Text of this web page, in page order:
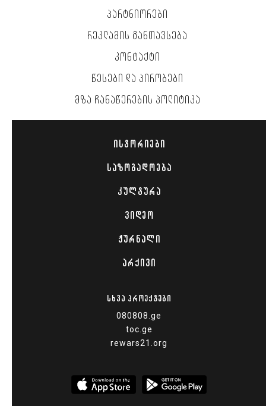
ᲞᲐᲠᲢᲜᲘᲝᲠᲔᲑᲘ
ᲠᲔᲙᲚᲐᲛᲘᲡ ᲒᲐᲜᲗᲐᲕᲡᲔᲑᲐ
ᲙᲝᲜᲢᲐᲥᲢᲘ
ᲬᲔᲡᲔᲑᲘ ᲓᲐ ᲞᲘᲠᲝᲑᲔᲑᲘ
ᲛᲖᲐ ᲩᲐᲜᲐᲬᲔᲠᲔᲑᲘᲡ ᲞᲝᲚᲘᲢᲘᲙᲐ
ᲘᲡᲢᲝᲠᲘᲔᲑᲘ
ᲡᲐᲖᲝᲒᲐᲓᲝᲔᲑᲐ
ᲙᲣᲚᲢᲣᲠᲐ
ᲕᲘᲓᲔᲝ
ᲟᲣᲠᲜᲐᲚᲘ
ᲐᲠᲥᲘᲕᲘ
ᲡᲮᲕᲐ ᲞᲠᲝᲔᲥᲢᲔᲑᲘ
080808.ge
toc.ge
rewars21.org